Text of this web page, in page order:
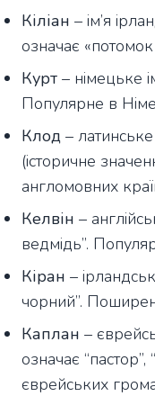
Кіліан – ім’я
означає
Курт – німецьке
Популярне в
Клод –
(історичне
англомовних
Келвін –
ведмідь”.
Кіран –
чорний”.
Каплан –
означає
єврейських